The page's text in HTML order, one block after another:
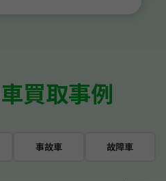
車買取事例
事故車 故障車